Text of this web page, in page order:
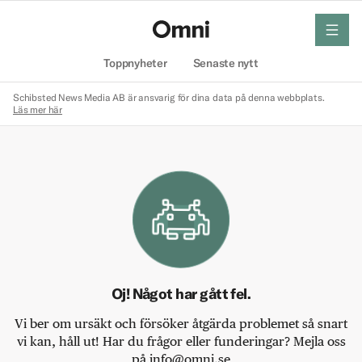
Toppnyheter Senaste nytt
meny
Schibsted News Media AB är ansvarig för dina data på denna webbplats.
Läs mer här
Oj! Något har gått fel.
Vi ber om ursäkt och försöker åtgärda problemet så snart
vi kan, håll ut! Har du frågor eller funderingar? Mejla oss